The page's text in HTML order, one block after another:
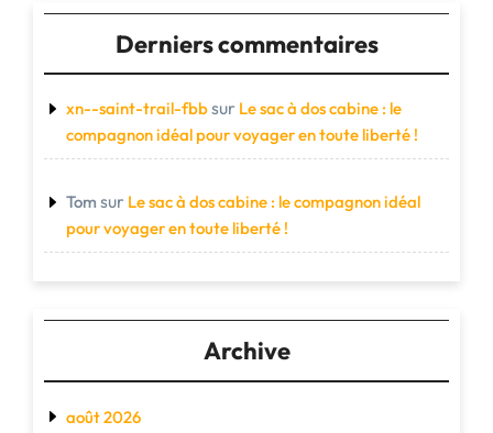
Derniers commentaires
xn--saint-trail-fbbsur Le sac à dos cabine : le
compagnon idéal pour voyager en toute liberté !
Tom sur Le sac à dos cabine : le compagnon idéal
pour voyager en toute liberté !
Archive
août 2026